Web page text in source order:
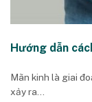
Hướng dẫn
Mãn kinh là giai
xảy ra...